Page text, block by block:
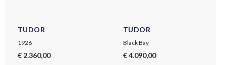
TUDOR
1926
€ 2.360,00
TUDOR
Black Bay
€ 4.090,00